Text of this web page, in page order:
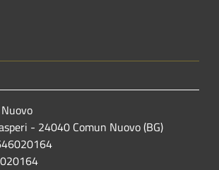
- 24040 Comun Nuovo (BG)